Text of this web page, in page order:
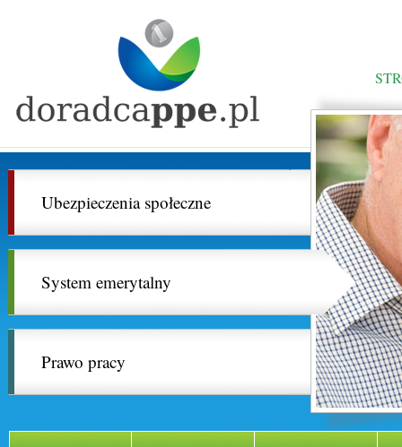
Ubezpieczenia społeczne
System emerytalny
Prawo pracy